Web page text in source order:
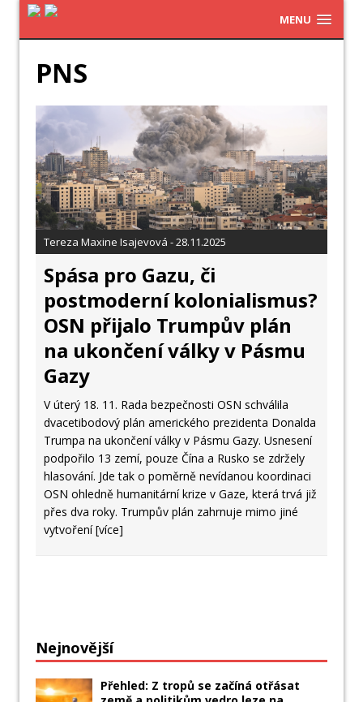
MENU
PNS
Tereza Maxine Isajevová - 28.11.2025
Spása pro Gazu, či
postmoderní kolonialismus?
OSN přijalo Trumpův plán
na ukončení války v Pásmu
Gazy
V úterý 18. 11. Rada bezpečnosti OSN schválila
dvacetibodový plán amerického prezidenta Donalda
Trumpa na ukončení války v Pásmu Gazy. Usnesení
podpořilo 13 zemí, pouze Čína a Rusko se zdržely
hlasování. Jde tak o poměrně nevídanou koordinaci
OSN ohledně humanitární krize v Gaze, která trvá již
přes dva roky. Trumpův plán zahrnuje mimo jiné
vytvoření[více]
Nejnovější
Přehled: Z tropů se začíná otřásat